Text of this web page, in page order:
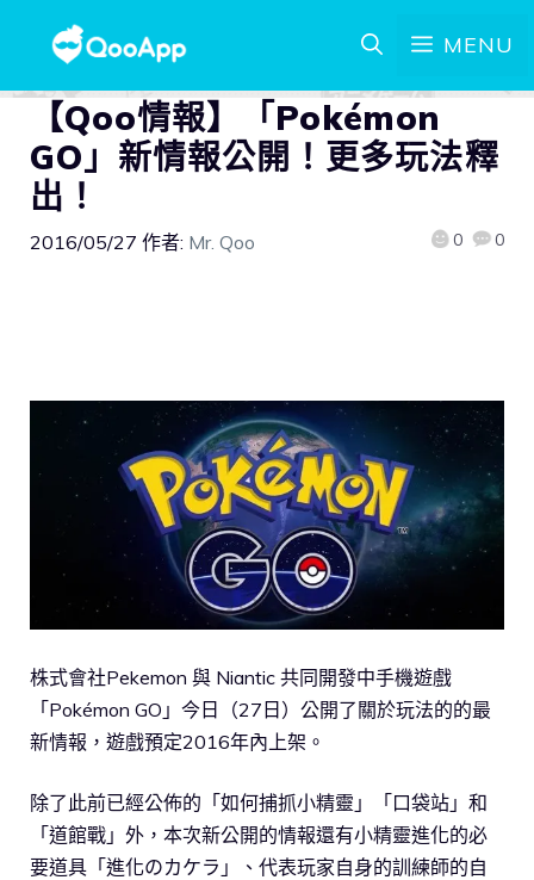
MENU
【Qoo情報】「Pokémon
GO」新情報公開！更多玩法釋
出！
2016/05/27 作者: Mr. Qoo 0 0
株式會社Pekemon 與 Niantic 共同開發中手機遊戲
「Pokémon GO」今日（27日）公開了關於玩法的的最
新情報，遊戲預定2016年內上架。
除了此前已經公佈的「如何捕抓小精靈」「口袋站」和
「道館戰」外，本次新公開的情報還有小精靈進化的必
要道具「進化のカケラ」、代表玩家自身的訓練師的自